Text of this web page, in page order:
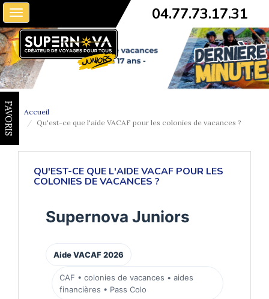
Toggle
navigation
04.77.73.17.31
FAVORIS
Accueil
Qu'est-ce que l'aide VACAF pour les colonies de vacances ?
QU'EST-CE QUE L'AIDE VACAF POUR LES
COLONIES DE VACANCES ?
Supernova Juniors
Aide VACAF 2026
CAF • colonies de vacances • aides
financières • Pass Colo